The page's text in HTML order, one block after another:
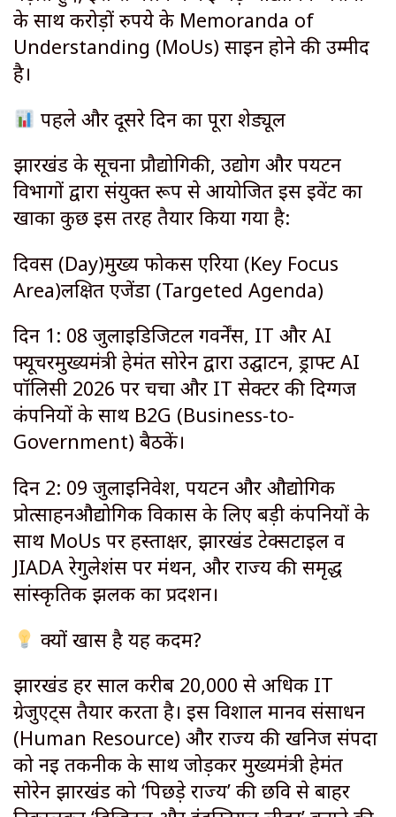
के साथ करोड़ों रुपये के Memoranda of
Understanding (MoUs) साइन होने की उम्मीद
है।
पहले और दूसरे दिन का पूरा शेड्यूल
​झारखंड के सूचना प्रौद्योगिकी, उद्योग और पर्यटन
विभागों द्वारा संयुक्त रूप से आयोजित इस इवेंट का
खाका कुछ इस तरह तैयार किया गया है:
दिवस (Day)मुख्य फोकस एरिया (Key Focus
Area)लक्षित एजेंडा (Targeted Agenda)
दिन 1: 08 जुलाईडिजिटल गवर्नेंस, IT और AI
फ्यूचरमुख्यमंत्री हेमंत सोरेन द्वारा उद्घाटन, ड्राफ्ट AI
पॉलिसी 2026 पर चर्चा और IT सेक्टर की दिग्गज
कंपनियों के साथ B2G (Business-to-
Government) बैठकें।
दिन 2: 09 जुलाईनिवेश, पर्यटन और औद्योगिक
प्रोत्साहनऔद्योगिक विकास के लिए बड़ी कंपनियों के
साथ MoUs पर हस्ताक्षर, झारखंड टेक्सटाइल व
JIADA रेगुलेशंस पर मंथन, और राज्य की समृद्ध
सांस्कृतिक झलक का प्रदर्शन।
क्यों खास है यह कदम?
​झारखंड हर साल करीब 20,000 से अधिक IT
ग्रेजुएट्स तैयार करता है। इस विशाल मानव संसाधन
(Human Resource) और राज्य की खनिज संपदा
को नई तकनीक के साथ जोड़कर मुख्यमंत्री हेमंत
सोरेन झारखंड को ‘पिछड़े राज्य’ की छवि से बाहर